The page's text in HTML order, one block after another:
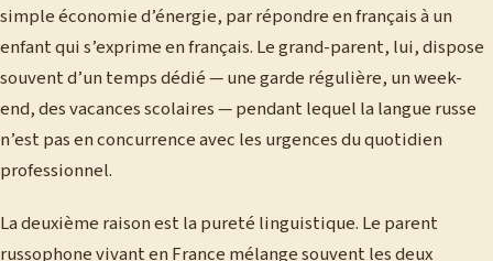
simple économie d’énergie, par répondre en français à un
enfant qui s’exprime en français. Le grand-parent, lui, dispose
souvent d’un temps dédié — une garde régulière, un week-
end, des vacances scolaires — pendant lequel la langue russe
n’est pas en concurrence avec les urgences du quotidien
professionnel.
La deuxième raison est la pureté linguistique. Le parent
russophone vivant en France mélange souvent les deux